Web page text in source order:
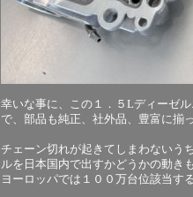
幸いな事に、この１．５Lディーゼ
で、部品も純正、社外品、豊富に揃
チェーン切れが起きてしまわないう
ルを日本国内で出すかどうかの動き
ヨーロッパでは１００万台位該当す